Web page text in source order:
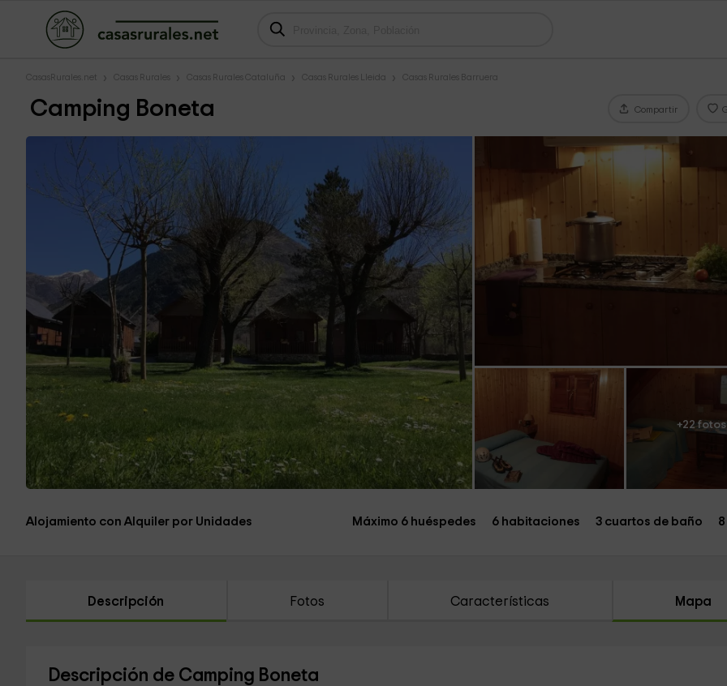
CasasRurales.net Casas Rurales Casas Rurales Cataluña Casas Rurales Lleida Casas Rurales Barruera
Camping Boneta Compartir
+22 fotos
Alojamiento con Alquiler por Unidades Máximo 6 huéspedes 6 habitaciones 3 cuartos de baño
Descripción Fotos Características Mapa
Descripción de Camping Boneta